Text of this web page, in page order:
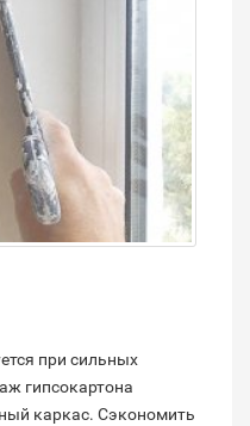
при сильных
гипсокартона
каркас. Сэкономить